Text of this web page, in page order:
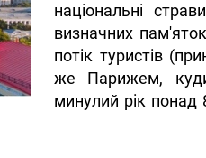
національні
визначних
потік туристів
же Парижем,
минулий рік понад